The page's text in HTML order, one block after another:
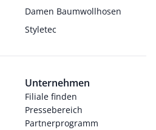
Damen Baumwollhosen
Styletec
Unternehmen
Filiale finden
Pressebereich
Partnerprogramm